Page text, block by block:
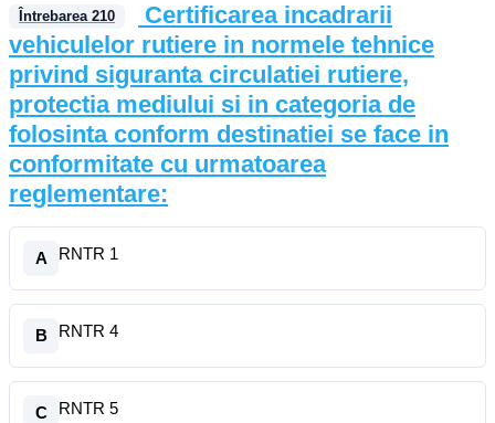
Întrebarea 210
Certificarea incadrarii
vehiculelor rutiere in normele tehnice
privind siguranta circulatiei rutiere,
protectia mediului si in categoria de
folosinta conform destinatiei se face in
conformitate cu urmatoarea
reglementare:
A RNTR 1
B RNTR 4
C RNTR 5